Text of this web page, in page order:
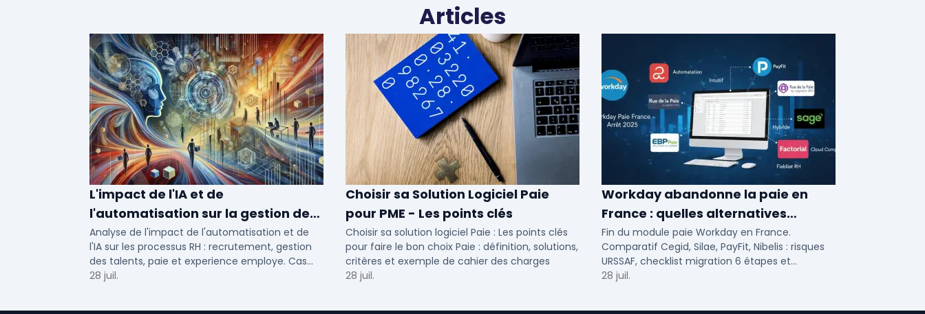
Articles
L'impact de l'IA et de
l'automatisation sur la gestion des
talents RH
Analyse de l'impact de l'automatisation et de
l'IA sur les processus RH : recrutement, gestion
des talents, paie et experience employe. Cas
concrets pour TPE, PME et ETI en 2026.
28 juil.
Choisir sa Solution Logiciel Paie
pour PME - Les points clés
Choisir sa solution logiciel Paie : Les points clés
pour faire le bon choix Paie : définition, solutions,
critères et exemple de cahier des charges
28 juil.
Workday abandonne la paie en
France : quelles alternatives
logicielles pour 2026 ?
Fin du module paie Workday en France.
Comparatif Cegid, Silae, PayFit, Nibelis : risques
URSSAF, checklist migration 6 étapes et
calendrier 2026 pour PME/ETI.
28 juil.